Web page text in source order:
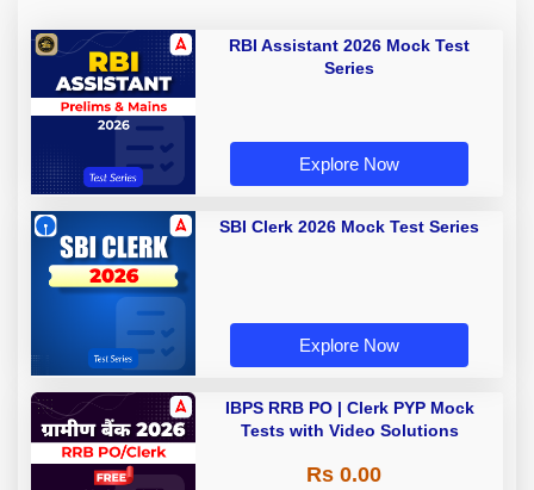
RBI Assistant 2026 Mock Test
Series
Explore Now
SBI Clerk 2026 Mock Test Series
Explore Now
IBPS RRB PO | Clerk PYP Mock
Tests with Video Solutions
Rs 0.00